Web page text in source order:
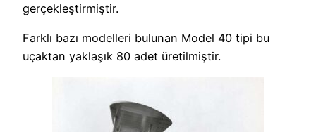
gerçekleştirmiştir.
Farklı bazı modelleri bulunan Model 40 tipi bu
uçaktan yaklaşık 80 adet üretilmiştir.